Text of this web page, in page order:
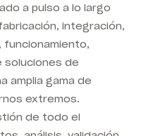
a pulso a lo largo
integración,
funcionamiento,
soluciones de
amplia gama de
extremos.
de todo el